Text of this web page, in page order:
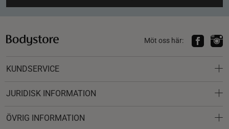
Möt oss här:
KUNDSERVICE
JURIDISK INFORMATION
ÖVRIG INFORMATION